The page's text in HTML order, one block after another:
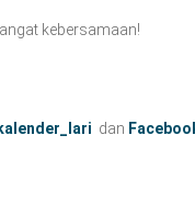
kebersamaan!
dan